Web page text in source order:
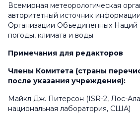
Всемирная метеорологическая
авторитетный источник
Организации Объединенных Наций
погоды, климата и воды
Примечания для редакторов
Члены Комитета (страны
после указания учреждения):
Майкл Дж. Питерсон (ISR-2, Лос-
национальная лаборатория, США)